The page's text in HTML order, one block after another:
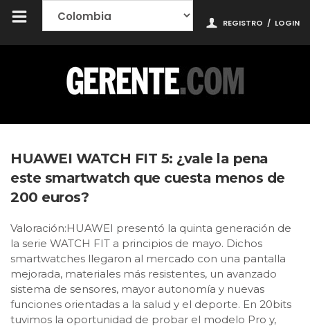
REGISTRO / LOGIN
HUAWEI WATCH FIT 5: ¿vale la pena
este smartwatch que cuesta menos de
200 euros?
Valoración:HUAWEI presentó la quinta generación de
la serie WATCH FIT a principios de mayo. Dichos
smartwatches llegaron al mercado con una pantalla
mejorada, materiales más resistentes, un avanzado
sistema de sensores, mayor autonomía y nuevas
funciones orientadas a la salud y el deporte. En 20bits
tuvimos la oportunidad de probar el modelo Pro y,